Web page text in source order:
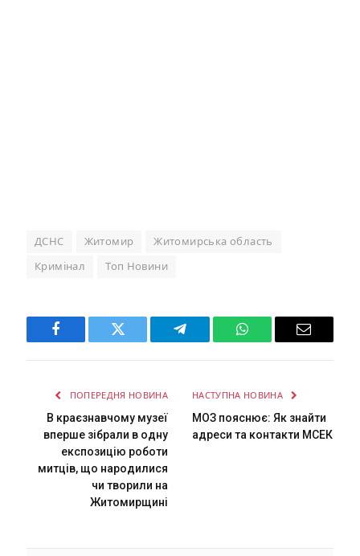
ДСНС Житомир Житомирська область
Кримінал Топ Новини
Facebook Twitter Telegram WhatsAppEmail
ПОПЕРЕДНЯ НОВИНА
В краєзнавчому музеї
вперше зібрали в одну
експозицію роботи
митців, що народилися
чи творили на
Житомирщині
НАСТУПНА НОВИНА
МОЗ пояснює: Як знайти
адреси та контакти МСЕК